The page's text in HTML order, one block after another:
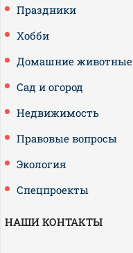
Праздники
Хобби
Домашние животные
Сад и огород
Недвижимость
Правовые вопросы
Экология
Спецпроекты
НАШИ КОНТАКТЫ